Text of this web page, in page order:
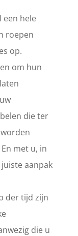
een hele
roepen
op.
om hun
die ter
met u, in
aanpak
der tijd zijn
die u